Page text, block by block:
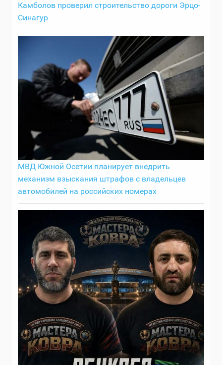
Камболов проверил строительство дороги Эрцо-
Синагур
МВД Южной Осетии планирует внедрить
механизм взыскания штрафов с владельцев
автомобилей на российских номерах